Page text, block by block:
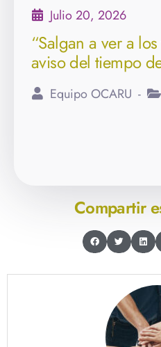
Agosto 28, 2024
Entrevista a
sectores
suerte de
Compartir